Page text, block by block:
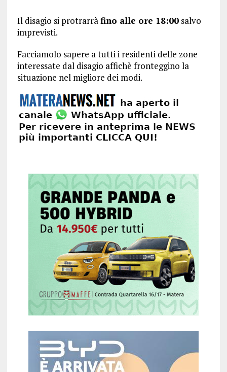
Il disagio si protrarràfino alle ore 18:00salvo
imprevisti.
Facciamolo sapere a tutti i residenti delle zone
interessate dal disagio affichè fronteggino la
situazione nel migliore dei modi.